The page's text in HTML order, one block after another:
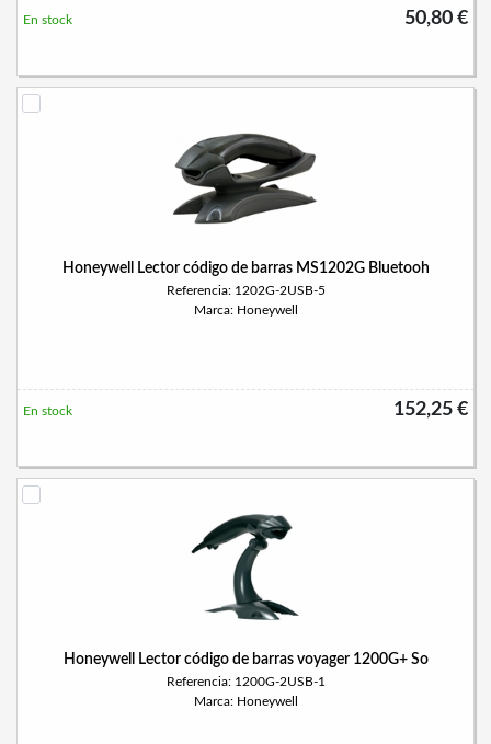
50,80 €
En stock
Honeywell Lector código de barras MS1202G Bluetooh
Referencia: 1202G-2USB-5
Marca: Honeywell
152,25 €
En stock
Honeywell Lector código de barras voyager 1200G+ So
Referencia: 1200G-2USB-1
Marca: Honeywell